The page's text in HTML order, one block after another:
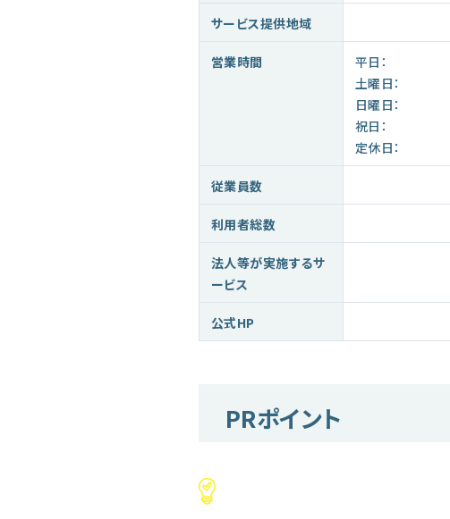
サービス提供地域
営業時間
平日：
土曜日：
日曜日：
祝日：
定休日：
従業員数
利用者総数
法人等が実施するサ
ービス
公式HP
PRポイント